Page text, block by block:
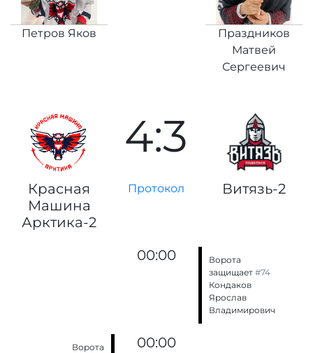
Петров Яков
Праздников
Матвей
Сергеевич
4:3
Красная
Машина
Арктика-2
Протокол Витязь-2
00:00
Ворота
защищает #74
Кондаков
Ярослав
Владимирович
Ворота
00:00